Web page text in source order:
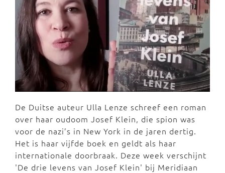
De Duitse auteur Ulla Lenze schreef een roman
over haar oudoom Josef Klein, die spion was
voor de nazi’s in New York in de jaren dertig.
Het is haar vijfde boek en geldt als haar
internationale doorbraak. Deze week verschijnt
'De drie levens van Josef Klein' bij Meridiaan